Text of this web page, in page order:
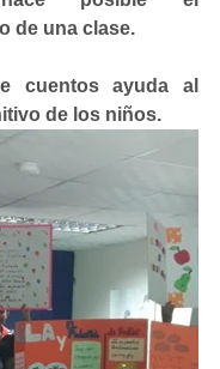
de una clase.
cuentos ayuda al
de los niños.